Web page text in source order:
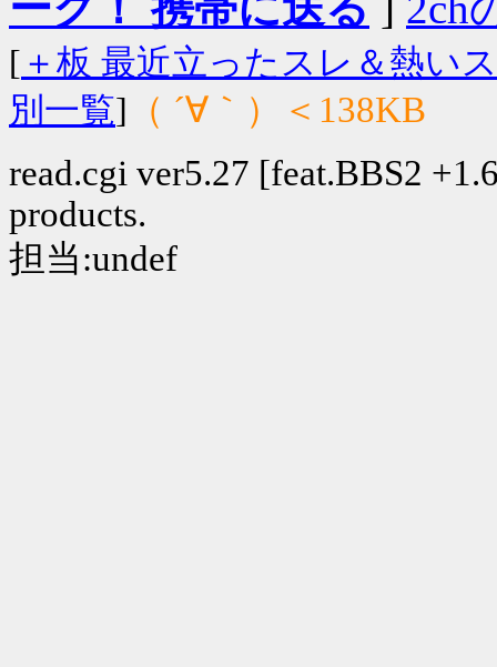
[ ＋板 最近立ったスレ＆熱い
別一覧] （ ´∀｀）＜138KB
read.cgi ver5.27 [feat.BBS2
products.
担当:undef